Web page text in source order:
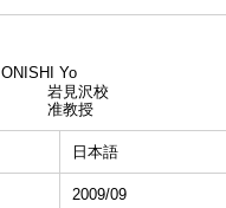
ONISHI Yo
岩見沢校
准教授
日本語
2009/09